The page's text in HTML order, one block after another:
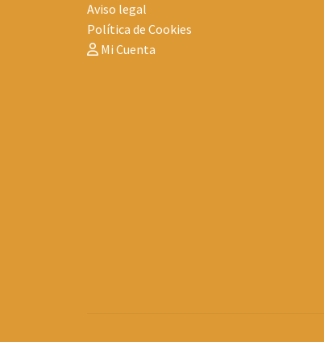
Aviso legal
Política de Cookies
Mi Cuenta